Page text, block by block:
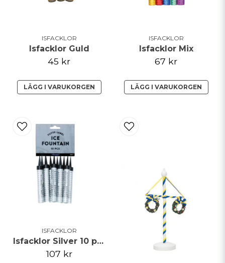
ISFACKLOR
Isfacklor Guld
45 kr
LÄGG I VARUKORGEN
ISFACKLOR
Isfacklor Mix
67 kr
LÄGG I VARUKORGEN
ISFACKLOR
Isfacklor Silver 10 pack
107 kr